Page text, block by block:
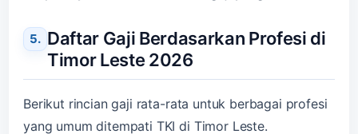
Daftar Gaji Berdasarkan Profesi di
Timor Leste 2026
Berikut rincian gaji rata-rata untuk berbagai profesi
yang umum ditempati TKI di Timor Leste.